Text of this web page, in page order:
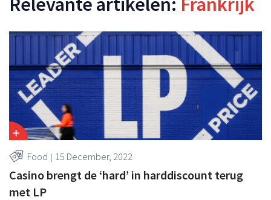
Food 15 December, 2022
Casino brengt de ‘hard’ in harddiscount terug
met LP